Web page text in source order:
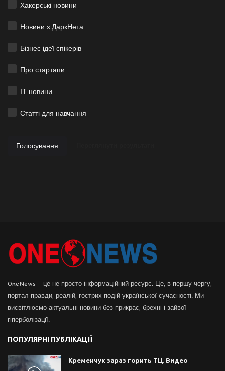
Хакерські новини
Новини з ДаркНета
Бізнес ідеї спікерів
Про стартапи
ІТ новини
Статті для навчання
Голосування
OneNews – це не просто інформаційний ресурс. Це, в першу чергу,
портал правди, реалій, гострих подій української сучасності. Ми
висвітлюємо актуальні новини без прикрас, брехні і зайвої
гіперболізації.
ПОПУЛЯРНІ ПУБЛІКАЦІЇ
Кременчук зараз горить ТЦ. Видео